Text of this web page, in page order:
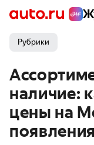
Рубрики
наличие:
цены на